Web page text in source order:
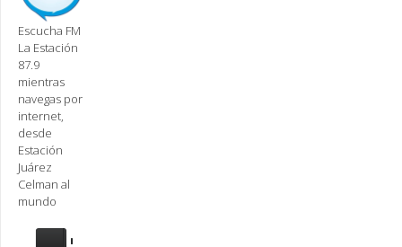
Escucha FM
La Estación
87.9
mientras
navegas por
internet,
desde
Estación
Juárez
Celman al
mundo